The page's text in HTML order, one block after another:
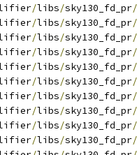
/libs/sky130_fd_pr/
/libs/sky130_fd_pr/
/libs/sky130_fd_pr/
/libs/sky130_fd_pr/
/libs/sky130_fd_pr/
/libs/sky130_fd_pr/
/libs/sky130_fd_pr/
/libs/sky130_fd_pr/
/libs/sky130_fd_pr/
/libs/sky130_fd_pr/